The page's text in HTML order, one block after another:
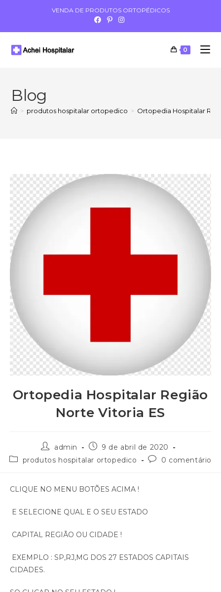
VENDA DE PRODUTOS ORTOPÉDICOS
0
Blog
> produtos hospitalar ortopedico > Ortopedia Hospitalar
Ortopedia Hospitalar Região
Norte Vitoria ES
admin
9 de abril de 2020
produtos hospitalar ortopedico
0 comentário
CLIQUE NO MENU BOTÕES ACIMA !
E SELECIONE QUAL E O SEU ESTADO
CAPITAL REGIÃO OU CIDADE !
EXEMPLO : SP,RJ,MG DOS 27 ESTADOS CAPITAIS
CIDADES.